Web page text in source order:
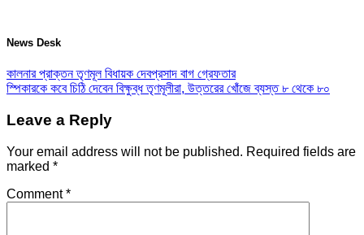
News Desk
কালনার প্রাক্তন তৃণমূল বিধায়ক দেবপ্রসাদ বাগ গ্রেফতার
স্পিকারকে কবে চিঠি দেবেন বিক্ষুব্ধ তৃণমূলীরা, উত্তরের খোঁজে ব্যস্ত ৮ থেকে ৮০
Leave a Reply
Your email address will not be published. Required fields are
marked *
Comment*